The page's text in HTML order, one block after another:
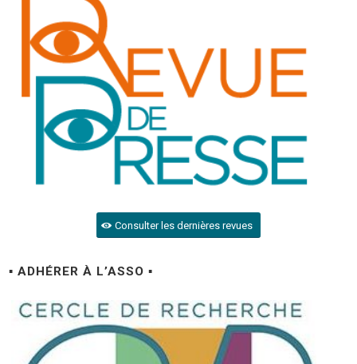
Consulter les dernières revues
▪ ADHÉRER À L’ASSO ▪